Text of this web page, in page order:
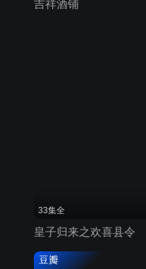
吉祥酒铺
33集全
皇子归来之欢喜县令
豆瓣